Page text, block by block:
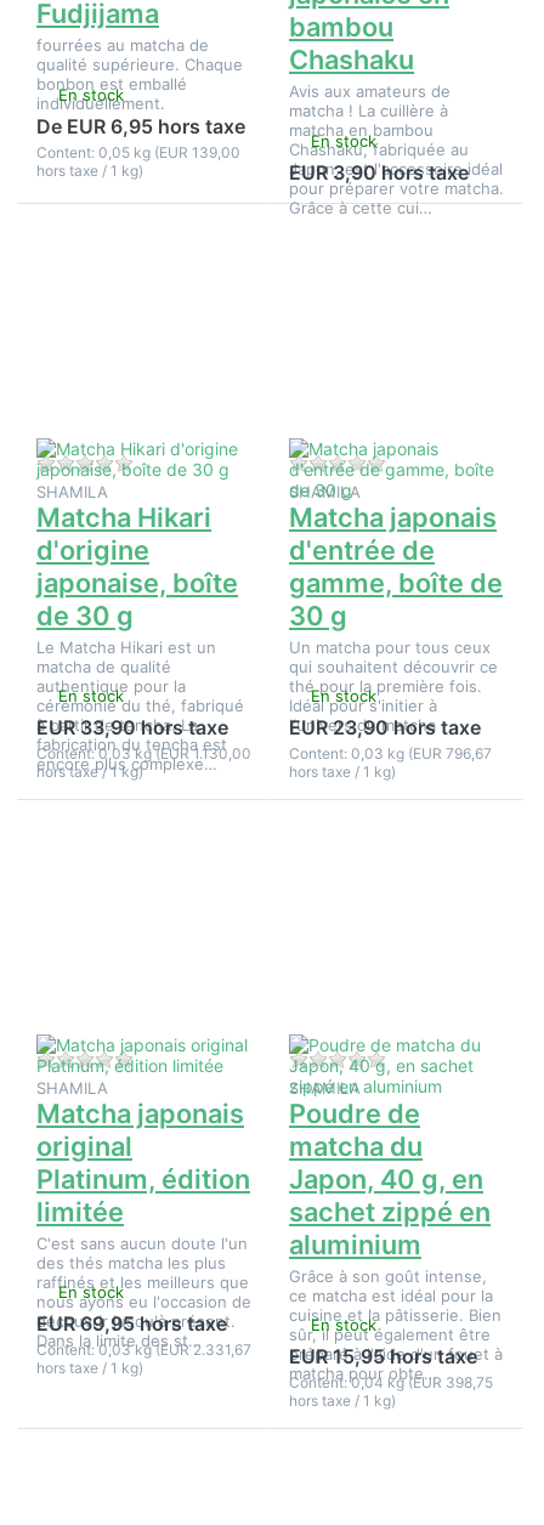
Fudjijama
fourrées au matcha de
qualité supérieure. Chaque
bonbon est emballé
individuellement.
En stock
De EUR 6,95 hors taxe
Content: 0,05 kg (EUR 139,00
hors taxe / 1 kg)
bambou
Chashaku
Avis aux amateurs de
matcha ! La cuillère à
matcha en bambou
Chashaku, fabriquée au
Japon, est l'accessoire idéal
pour préparer votre matcha.
Grâce à cette cui…
En stock
EUR 3,90 hors taxe
Il n'y a pas encore d'avis sur ce produit.
SHAMILA
Matcha Hikari
d'origine
japonaise, boîte
de 30 g
Le Matcha Hikari est un
matcha de qualité
authentique pour la
cérémonie du thé, fabriqué
à partir de tencha. La
fabrication du tencha est
encore plus complexe…
En stock
EUR 33,90 hors taxe
Content: 0,03 kg (EUR 1.130,00
hors taxe / 1 kg)
30 g
Il n'y a pas encore
SHAMILA
Matcha japonais
d'entrée de
gamme, boîte de
30 g
Un matcha pour tous ceux
qui souhaitent découvrir ce
thé pour la première fois.
Idéal pour s'initier à
l'univers du matcha
En stock
EUR 23,90 hors taxe
Content: 0,03 kg (EUR 796,67
hors taxe / 1 kg)
boîte de
30 g
Il n'y a pas encore d'avis sur ce produit.
SHAMILA
Matcha japonais
original
Platinum, édition
limitée
C'est sans aucun doute l'un
des thés matcha les plus
raffinés et les meilleurs que
nous ayons eu l'occasion de
découvrir jusqu'à présent.
Dans la limite des st…
En stock
EUR 69,95 hors taxe
Content: 0,03 kg (EUR 2.331,67
hors taxe / 1 kg)
limitée
Il n'y a pas encore
SHAMILA
Poudre de
matcha du
Japon, 40 g, en
sachet zippé en
aluminium
Grâce à son goût intense,
ce matcha est idéal pour la
cuisine et la pâtisserie. Bien
sûr, il peut également être
préparé à l'aide d'un fouet à
matcha pour obte…
En stock
EUR 15,95 hors taxe
Content: 0,04 kg (EUR 398,75
hors taxe / 1 kg)
40 g, en
sachet
zippé en
aluminium